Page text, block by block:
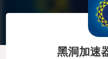
黑洞加速